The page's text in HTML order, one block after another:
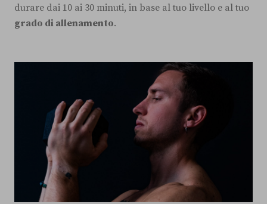
durare dai 10 ai 30 minuti, in base al tuo livello e al tuo
grado di allenamento.